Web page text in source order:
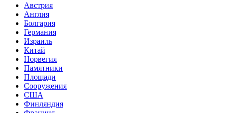
Австрия
Англия
Болгария
Германия
Израиль
Китай
Норвегия
Памятники
Площади
Сооружения
США
Финляндия